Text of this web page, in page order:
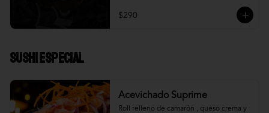
$290
Sushi Especial
Acevichado Suprime
Roll relleno de camarón , queso crema y